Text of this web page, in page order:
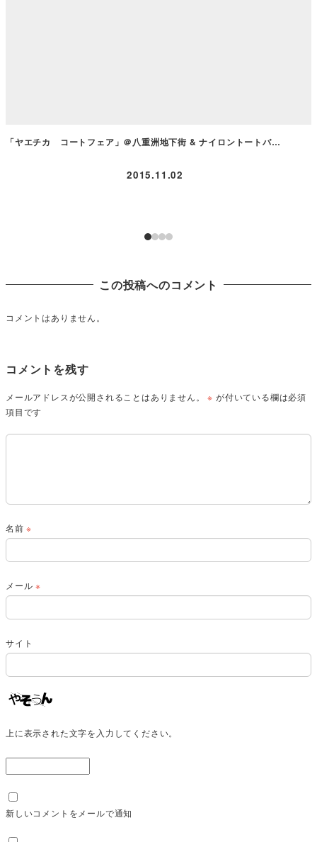
「ヤエチカ コートフェア」＠八重洲地下街 & ナイロントートバ…
2015.11.02
この投稿へのコメント
コメントはありません。
コメントを残す
メールアドレスが公開されることはありません。 ※ が付いている欄は必須
項目です
名前※
メール※
サイト
上に表示された文字を入力してください。
新しいコメントをメールで通知